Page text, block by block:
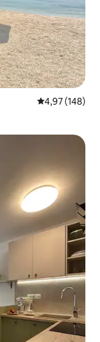
Prosječna
4,97 (148)
gosti”